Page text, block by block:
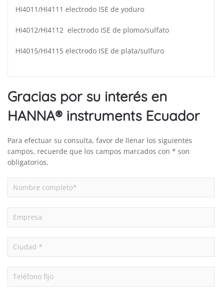
HI4011/HI4111 electrodo ISE de yoduro
HI4012/HI4112 electrodo ISE de plomo/sulfato
HI4015/HI4115 electrodo ISE de plata/sulfuro
Gracias por su interés en
HANNA® instruments Ecuador
Para efectuar su consulta, favor de llenar los siguientes
campos, recuerde que los campos marcados con * son
obligatorios.